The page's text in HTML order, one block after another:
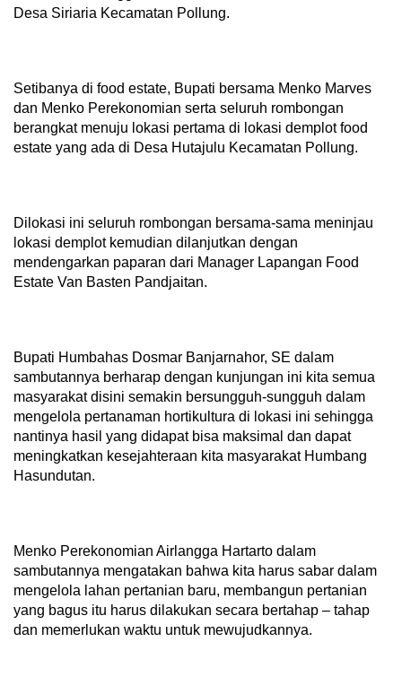
Desa Siriaria Kecamatan Pollung.
Setibanya di food estate, Bupati bersama Menko Marves
dan Menko Perekonomian serta seluruh rombongan
berangkat menuju lokasi pertama di lokasi demplot food
estate yang ada di Desa Hutajulu Kecamatan Pollung.
Dilokasi ini seluruh rombongan bersama-sama meninjau
lokasi demplot kemudian dilanjutkan dengan
mendengarkan paparan dari Manager Lapangan Food
Estate Van Basten Pandjaitan.
Bupati Humbahas Dosmar Banjarnahor, SE dalam
sambutannya berharap dengan kunjungan ini kita semua
masyarakat disini semakin bersungguh-sungguh dalam
mengelola pertanaman hortikultura di lokasi ini sehingga
nantinya hasil yang didapat bisa maksimal dan dapat
meningkatkan kesejahteraan kita masyarakat Humbang
Hasundutan.
Menko Perekonomian Airlangga Hartarto dalam
sambutannya mengatakan bahwa kita harus sabar dalam
mengelola lahan pertanian baru, membangun pertanian
yang bagus itu harus dilakukan secara bertahap – tahap
dan memerlukan waktu untuk mewujudkannya.